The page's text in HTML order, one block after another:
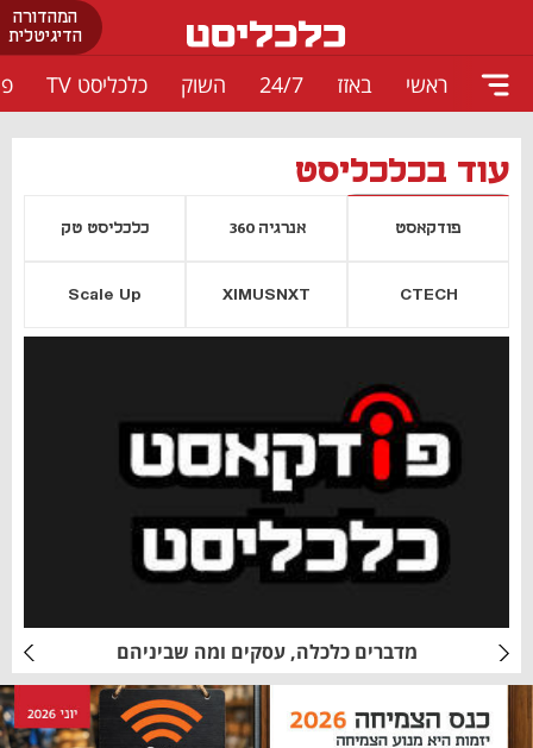
המהדורה
הדיגיטלית
ראשי באזז 24/7 השוק כלכליסט TV
עוד בכלכליסט
פודקאסט אנרגיה 360 כלכליסט טק
CTECH
XIMUSNXT
Scale Up
נפתח בכרטיסייה חדשה
מדברים כלכלה, עסקים ומה שביניהם
חדשה